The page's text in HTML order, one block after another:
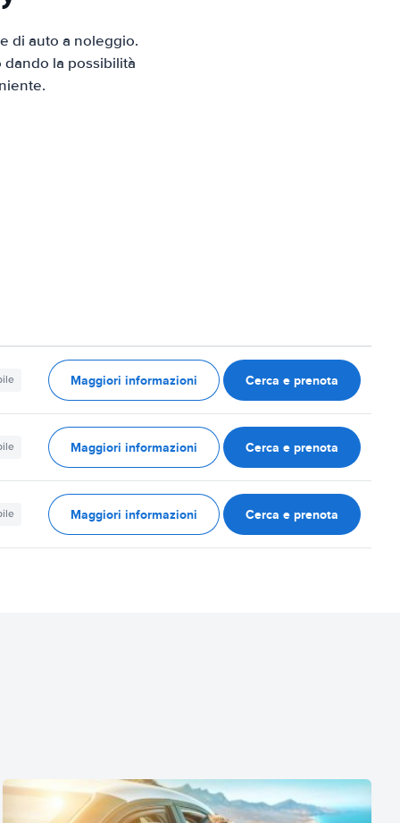
di auto a noleggio.
la possibilità
Maggiori informazioni Cerca e prenota
Maggiori informazioni Cerca e prenota
Maggiori informazioni Cerca e prenota